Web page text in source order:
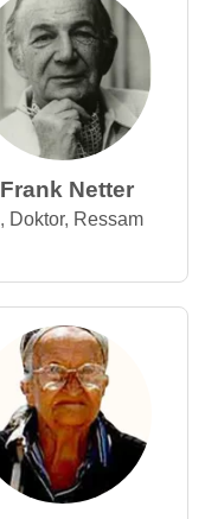
Frank Netter
, Doktor, Ressam